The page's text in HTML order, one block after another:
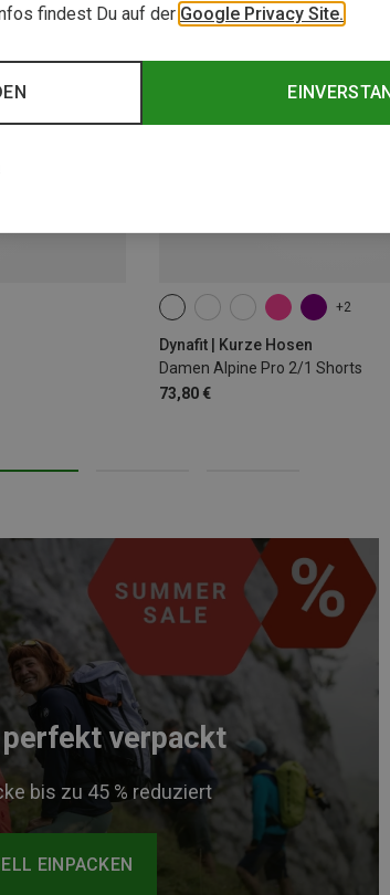
+2
Dynafit | Kurze Hosen
Damen Alpine Pro 2/1 Shorts
73,80 €
XS M XL
verpackt
bis zu 45 % reduziert
EINPACKEN
findest Du auf der Google Privacy Site.